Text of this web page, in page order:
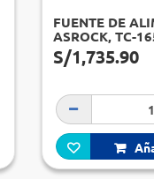
FUENTE DE
ASROCK, TC-
ATX, 80 PLUS
S/1,735.90